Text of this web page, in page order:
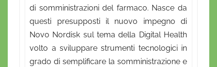
f
r
di somministrazioni del farmaco. Nasce da
questi presupposti il nuovo impegno di
Novo Nordisk sul tema della Digital Health
volto a sviluppare strumenti tecnologici in
grado di semplificare la somministrazione e